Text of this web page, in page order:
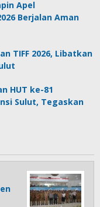
Apel
Berjalan Aman
TIFF 2026, Libatkan
HUT ke-81
Sulut, Tegaskan